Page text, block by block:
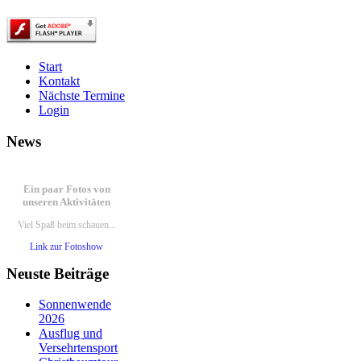
Start
Kontakt
Nächste Termine
Login
News
Ein paar Fotos von
unseren Aktivitäten
Viel Spaß beim schauen...
Link zur Fotoshow
100 Jahre TVS 1914 – unser
100.Stiftungsfest
Bericht lesen
Neuste Beiträge
Sonnenwende
2026
Ausflug und
Versehrtensport